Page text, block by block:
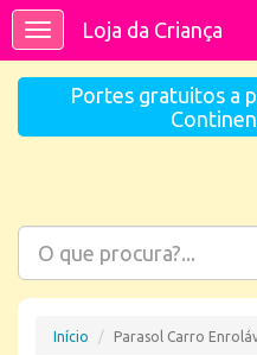
ToggleLoja da Criança
Portes gratuitos a
Início Parasol Carro